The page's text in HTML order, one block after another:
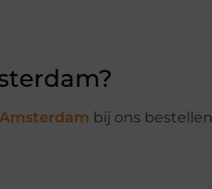
bij ons bestellen